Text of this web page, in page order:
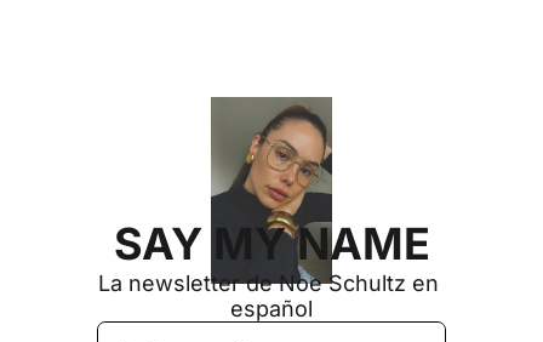
SAY MY NAME
La newsletter de Noe Schultz en
español